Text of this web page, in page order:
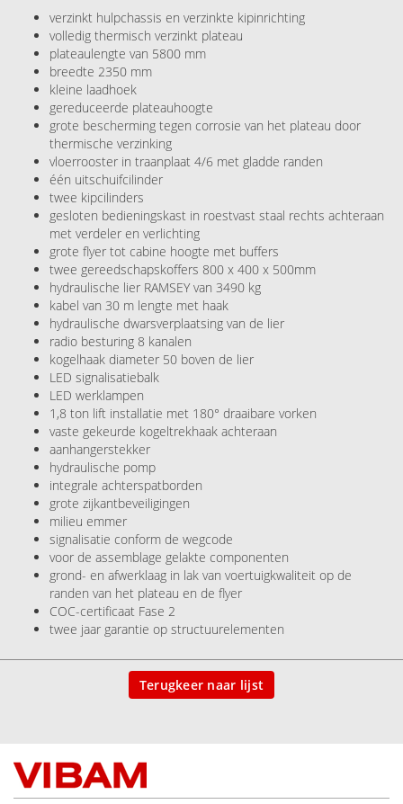
verzinkt hulpchassis en verzinkte kipinrichting
volledig thermisch verzinkt plateau
plateaulengte van 5800 mm
breedte 2350 mm
kleine laadhoek
gereduceerde plateauhoogte
grote bescherming tegen corrosie van het plateau door
thermische verzinking
vloerrooster in traanplaat 4/6 met gladde randen
één uitschuifcilinder
twee kipcilinders
gesloten bedieningskast in roestvast staal rechts achteraan
met verdeler en verlichting
grote flyer tot cabine hoogte met buffers
twee gereedschapskoffers 800 x 400 x 500mm
hydraulische lier RAMSEY van 3490 kg
kabel van 30 m lengte met haak
hydraulische dwarsverplaatsing van de lier
radio besturing 8 kanalen
kogelhaak diameter 50 boven de lier
LED signalisatiebalk
LED werklampen
1,8 ton lift installatie met 180° draaibare vorken
vaste gekeurde kogeltrekhaak achteraan
aanhangerstekker
hydraulische pomp
integrale achterspatborden
grote zijkantbeveiligingen
milieu emmer
signalisatie conform de wegcode
voor de assemblage gelakte componenten
grond- en afwerklaag in lak van voertuigkwaliteit op de
randen van het plateau en de flyer
COC-certificaat Fase 2
twee jaar garantie op structuurelementen
Terugkeer naar lijst